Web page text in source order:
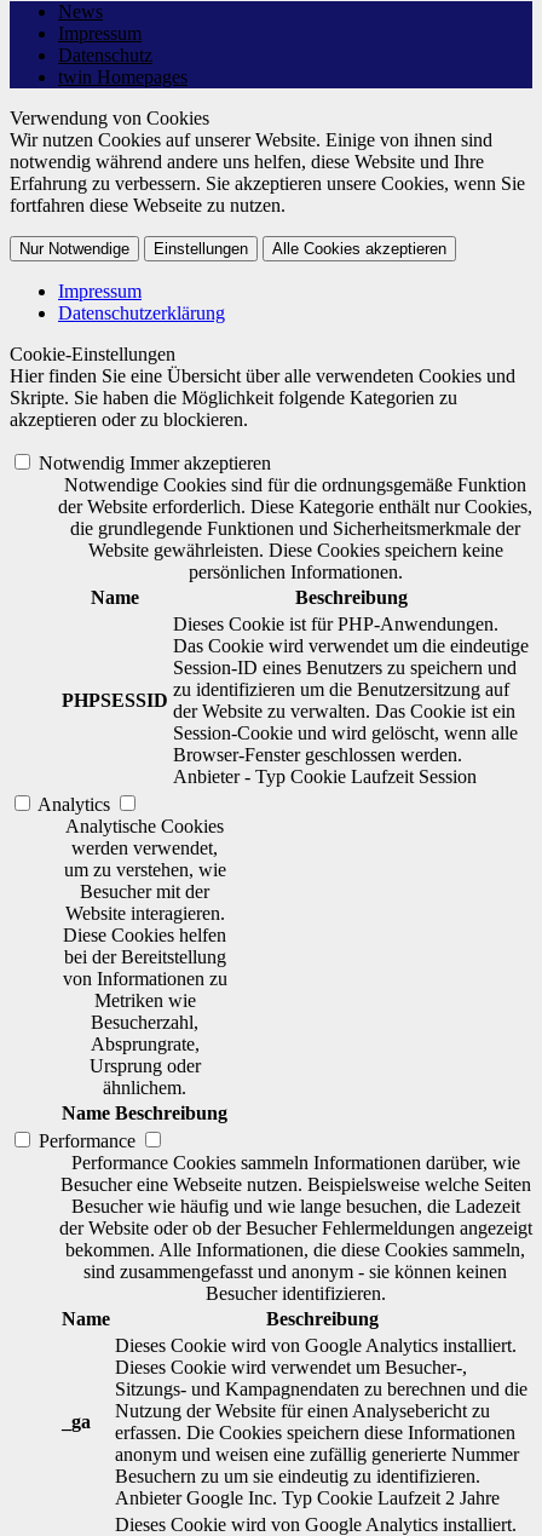
News
Impressum
Datenschutz
twin Homepages
Verwendung von Cookies
Wir nutzen Cookies auf unserer Website. Einige von ihnen sind
notwendig während andere uns helfen, diese Website und Ihre
Erfahrung zu verbessern. Sie akzeptieren unsere Cookies, wenn Sie
fortfahren diese Webseite zu nutzen.
Nur Notwendige Einstellungen Alle Cookies akzeptieren
Impressum
Datenschutzerklärung
Cookie-Einstellungen
Hier finden Sie eine Übersicht über alle verwendeten Cookies und
Skripte. Sie haben die Möglichkeit folgende Kategorien zu
akzeptieren oder zu blockieren.
Notwendig Immer akzeptieren
Notwendige Cookies sind für die ordnungsgemäße Funktion
der Website erforderlich. Diese Kategorie enthält nur Cookies,
die grundlegende Funktionen und Sicherheitsmerkmale der
Website gewährleisten. Diese Cookies speichern keine
persönlichen Informationen.
Name
Beschreibung
PHPSESSID
Dieses Cookie ist für PHP-Anwendungen.
Das Cookie wird verwendet um die eindeutige
Session-ID eines Benutzers zu speichern und
zu identifizieren um die Benutzersitzung auf
der Website zu verwalten. Das Cookie ist ein
Session-Cookie und wird gelöscht, wenn alle
Browser-Fenster geschlossen werden.
Anbieter - Typ Cookie Laufzeit Session
Analytics
Analytische Cookies
werden verwendet,
um zu verstehen, wie
Besucher mit der
Website interagieren.
Diese Cookies helfen
bei der Bereitstellung
von Informationen zu
Metriken wie
Besucherzahl,
Absprungrate,
Ursprung oder
ähnlichem.
Name Beschreibung
Performance
Performance Cookies sammeln Informationen darüber, wie
Besucher eine Webseite nutzen. Beispielsweise welche Seiten
Besucher wie häufig und wie lange besuchen, die Ladezeit
der Website oder ob der Besucher Fehlermeldungen angezeigt
bekommen. Alle Informationen, die diese Cookies sammeln,
sind zusammengefasst und anonym - sie können keinen
Besucher identifizieren.
Name
Beschreibung
_ga
Dieses Cookie wird von Google Analytics installiert.
Dieses Cookie wird verwendet um Besucher-,
Sitzungs- und Kampagnendaten zu berechnen und die
Nutzung der Website für einen Analysebericht zu
erfassen. Die Cookies speichern diese Informationen
anonym und weisen eine zufällig generierte Nummer
Besuchern zu um sie eindeutig zu identifizieren.
Anbieter Google Inc. Typ Cookie Laufzeit 2 Jahre
Dieses Cookie wird von Google Analytics installiert.